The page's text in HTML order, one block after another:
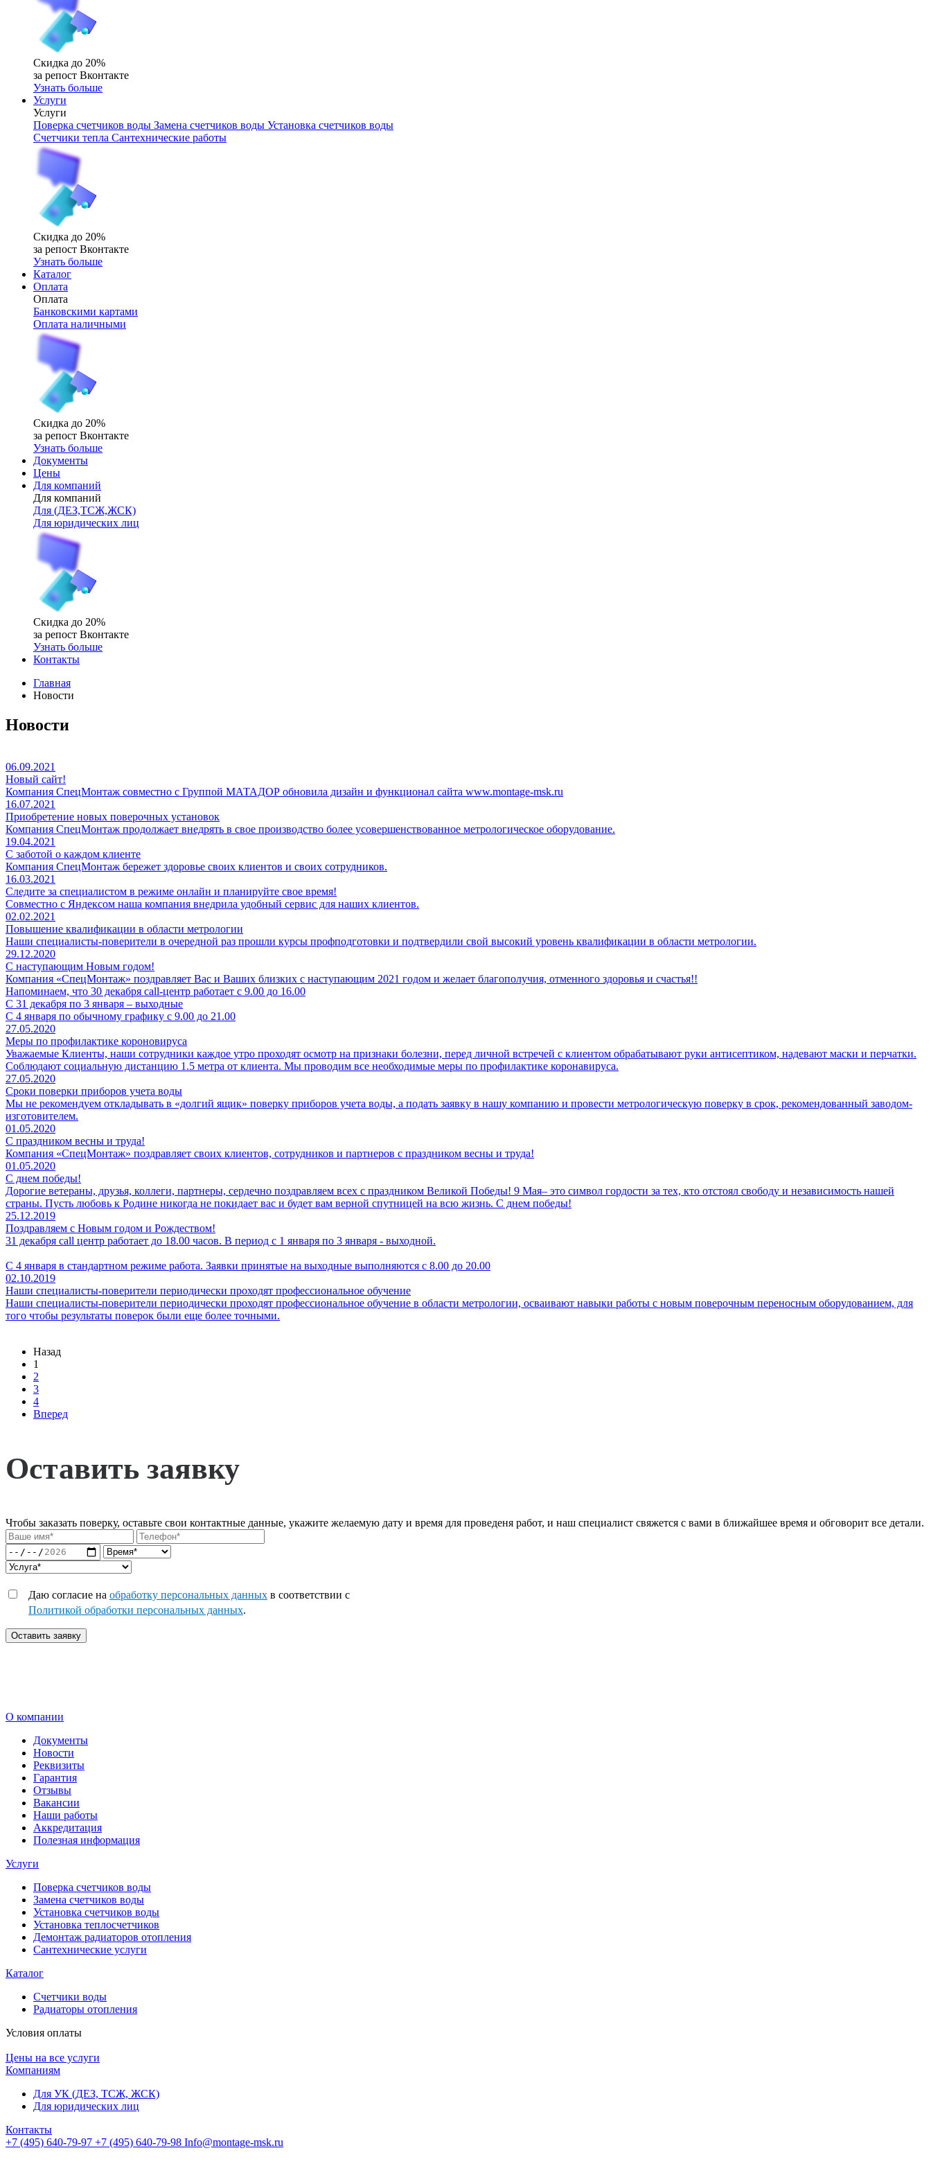
Скидка до 20%
за репост Вконтакте
Узнать больше
Услуги
Услуги
Поверка счетчиков воды Замена счетчиков воды Установка счетчиков воды
Счетчики тепла Сантехнические работы
Скидка до 20%
за репост Вконтакте
Узнать больше
Каталог
Оплата
Оплата
Банковскими картами
Оплата наличными
Скидка до 20%
за репост Вконтакте
Узнать больше
Документы
Цены
Для компаний
Для компаний
Для (ДЕЗ,ТСЖ,ЖСК)
Для юридических лиц
Скидка до 20%
за репост Вконтакте
Узнать больше
Контакты
Главная
Новости
Новости
06.09.2021
Новый сайт!
Компания СпецМонтаж совместно с Группой МАТАДОР обновила дизайн и функционал сайта www.montage-msk.ru
16.07.2021
Приобретение новых поверочных установок
Компания СпецМонтаж продолжает внедрять в свое производство более усовершенствованное метрологическое оборудование.
19.04.2021
С заботой о каждом клиенте
Компания СпецМонтаж бережет здоровье своих клиентов и своих сотрудников.
16.03.2021
Следите за специалистом в режиме онлайн и планируйте свое время!
Совместно с Яндексом наша компания внедрила удобный сервис для наших клиентов.
02.02.2021
Повышение квалификации в области метрологии
Наши специалисты-поверители в очередной раз прошли курсы профподготовки и подтвердили свой высокий уровень квалификации в области метрологии.
29.12.2020
С наступающим Новым годом!
Компания «СпецМонтаж» поздравляет Вас и Ваших близких с наступающим 2021 годом и желает благополучия, отменного здоровья и счастья!!
Напоминаем, что 30 декабря call-центр работает с 9.00 до 16.00
С 31 декабря по 3 января – выходные
С 4 января по обычному графику с 9.00 до 21.00
27.05.2020
Меры по профилактике короновируса
Уважаемые Клиенты, наши сотрудники каждое утро проходят осмотр на признаки болезни, перед личной встречей с клиентом обрабатывают руки антисептиком, надевают маски и перчатки.
Соблюдают социальную дистанцию 1.5 метра от клиента. Мы проводим все необходимые меры по профилактике коронавируса.
27.05.2020
Сроки поверки приборов учета воды
Мы не рекомендуем откладывать в «долгий ящик» поверку приборов учета воды, а подать заявку в нашу компанию и провести метрологическую поверку в срок, рекомендованный заводом-
изготовителем.
01.05.2020
C праздником весны и труда!
Компания «СпецМонтаж» поздравляет своих клиентов, сотрудников и партнеров с праздником весны и труда!
01.05.2020
С днем победы!
Дорогие ветераны, друзья, коллеги, партнеры, сердечно поздравляем всех с праздником Великой Победы! 9 Мая– это символ гордости за тех, кто отстоял свободу и независимость нашей
страны. Пусть любовь к Родине никогда не покидает вас и будет вам верной спутницей на всю жизнь. С днем победы!
25.12.2019
Поздравляем с Новым годом и Рождеством!
31 декабря call центр работает до 18.00 часов. В период с 1 января по 3 января - выходной.
С 4 января в стандартном режиме работа. Заявки принятые на выходные выполняются с 8.00 до 20.00
02.10.2019
Наши специалисты-поверители периодически проходят профессиональное обучение
Наши специалисты-поверители периодически проходят профессиональное обучение в области метрологии, осваивают навыки работы с новым поверочным переносным оборудованием, для
того чтобы результаты поверок были еще более точными.
Назад
1
2
3
4
Вперед
Оставить заявку
Чтобы заказать поверку, оставьте свои контактные данные, укажите желаемую дату и время для проведеня работ, и наш специалист свяжется с вами в ближайшее время и обговорит все детали.
Даю согласие на обработку персональных данных в соответствии с
Политикой обработки персональных данных.
Оставить заявку
О компании
Документы
Новости
Реквизиты
Гарантия
Отзывы
Вакансии
Наши работы
Аккредитация
Полезная информация
Услуги
Поверка счетчиков воды
Замена счетчиков воды
Установка счетчиков воды
Установка теплосчетчиков
Демонтаж радиаторов отопления
Сантехнические услуги
Каталог
Счетчики воды
Радиаторы отопления
Условия оплаты
Цены на все услуги
Компаниям
Для УК (ДЕЗ, ТСЖ, ЖСК)
Для юридических лиц
Контакты
+7 (495) 640-79-97 +7 (495) 640-79-98 Info@montage-msk.ru